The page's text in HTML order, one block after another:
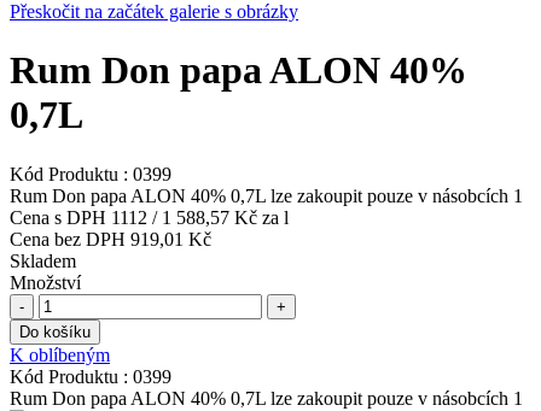
Přeskočit na začátek galerie s obrázky
Rum Don papa ALON 40%
0,7L
Kód Produktu : 0399
Rum Don papa ALON 40% 0,7L lze zakoupit pouze v násobcích 1
Cena s DPH 1112 / 1 588,57 Kč za l
Cena bez DPH 919,01 Kč
Skladem
Množství
-
+
Do košíku
K oblíbeným
Kód Produktu : 0399
Rum Don papa ALON 40% 0,7L lze zakoupit pouze v násobcích 1